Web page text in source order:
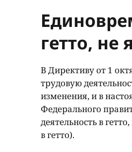
гетто,
В Директиву от 1
трудовую
изменения, и в
Федерального
деятельность в
в гетто).